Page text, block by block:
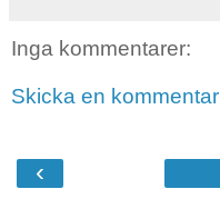
Inga kommentarer:
Skicka en kommentar
‹